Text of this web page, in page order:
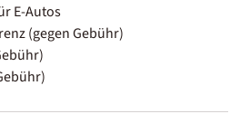
E-Autos
(gegen Gebühr)